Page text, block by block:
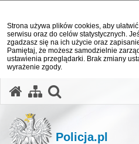
Strona używa plików cookies, aby
serwisu oraz do celów statystycznych.
zgadzasz się na ich użycie oraz
Pamiętaj, że możesz samodzielnie
ustawienia przeglądarki. Brak zmiany
wyrażenie zgody.
Policja.pl